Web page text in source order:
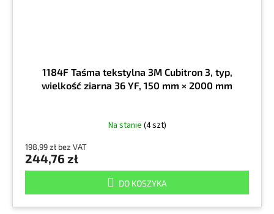
1184F Taśma tekstylna 3M Cubitron 3, typ,
wielkość ziarna 36 YF, 150 mm × 2000 mm
Na stanie (4 szt)
198,99 zł bez VAT
244,76 zł
DO KOSZYKA